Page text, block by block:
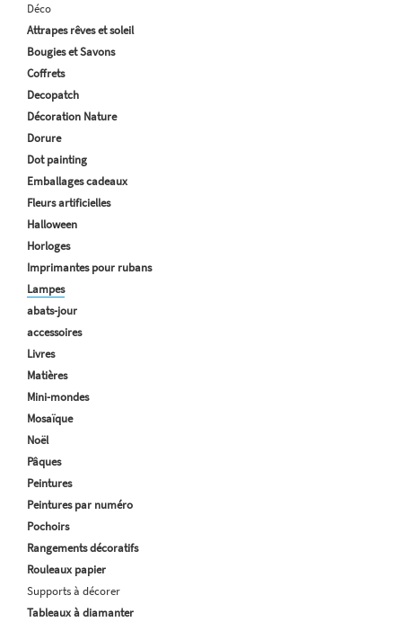
Déco
Attrapes rêves et soleil
Bougies et Savons
Coffrets
Decopatch
Décoration Nature
Dorure
Dot painting
Emballages cadeaux
Fleurs artificielles
Halloween
Horloges
Imprimantes pour rubans
Lampes
abats-jour
accessoires
Livres
Matières
Mini-mondes
Mosaïque
Noël
Pâques
Peintures
Peintures par numéro
Pochoirs
Rangements décoratifs
Rouleaux papier
Supports à décorer
Tableaux à diamanter